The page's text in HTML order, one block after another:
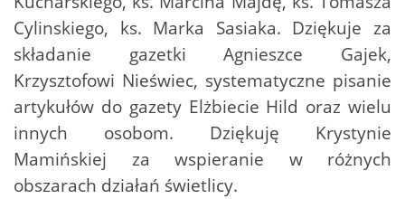
Cylinskiego, ks. Marka Sasiaka. Dziękuje za
składanie gazetki Agnieszce Gajek,
Krzysztofowi Nieświec, systematyczne pisanie
artykułów do gazety Elżbiecie Hild oraz wielu
innych osobom. Dziękuję Krystynie
Mamińskiej za wspieranie w różnych
obszarach działań świetlicy.